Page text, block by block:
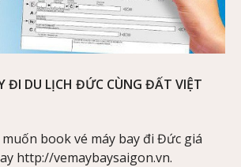
ĐI DU LỊCH ĐỨC CÙNG ĐẤT VIỆT
book vé máy bay đi Đức giá
http://vemaybaysaigon.vn.